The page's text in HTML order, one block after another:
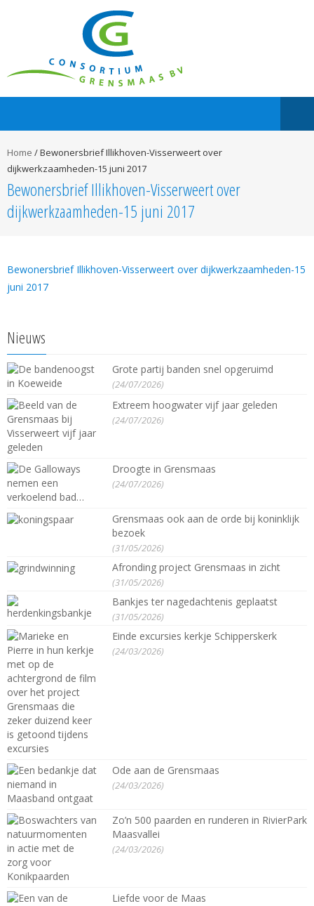
Home /Bewonersbrief Illikhoven-Visserweert over
dijkwerkzaamheden-15 juni 2017
Bewonersbrief Illikhoven-Visserweert over
dijkwerkzaamheden-15 juni 2017
Bewonersbrief Illikhoven-Visserweert over dijkwerkzaamheden-15
juni 2017
Nieuws
Grote partij banden snel opgeruimd
(24/07/2026)
Extreem hoogwater vijf jaar geleden
(24/07/2026)
Droogte in Grensmaas
(24/07/2026)
Grensmaas ook aan de orde bij koninklijk
bezoek
(31/05/2026)
Afronding project Grensmaas in zicht
(31/05/2026)
Bankjes ter nagedachtenis geplaatst
(31/05/2026)
Einde excursies kerkje Schipperskerk
(24/03/2026)
Ode aan de Grensmaas
(24/03/2026)
Zo’n 500 paarden en runderen in RivierPark
Maasvallei
(24/03/2026)
Liefde voor de Maas